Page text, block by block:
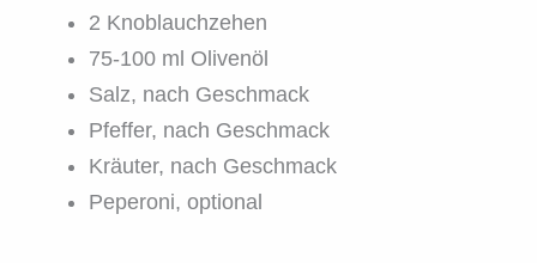
2 Knoblauchzehen
75-100 ml Olivenöl
Salz, nach Geschmack
Pfeffer, nach Geschmack
Kräuter, nach Geschmack
Peperoni, optional